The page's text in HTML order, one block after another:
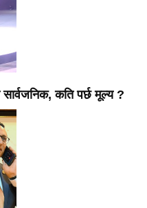
सार्वजनिक, कति पर्छ मूल्य ?